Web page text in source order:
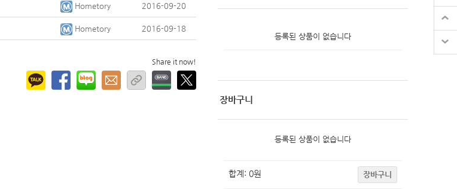
Hometory 2016-09-20
Hometory 2016-09-18
Share it now!
등록된 상품이 없습니다
장바구니
등록된 상품이 없습니다
합계: 0원 장바구니